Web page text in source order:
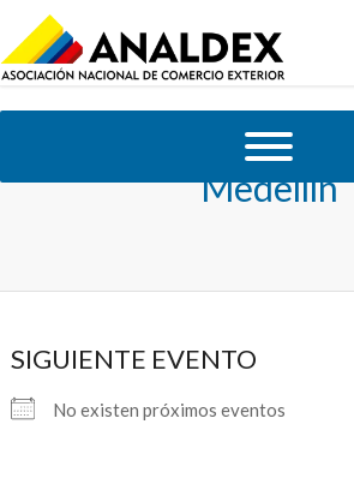
Medellín
SIGUIENTE EVENTO
No existen próximos eventos